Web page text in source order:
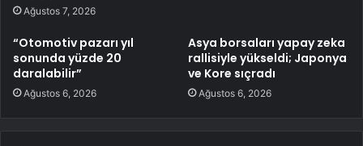
Ağustos 7, 2026
“Otomotiv pazarı yıl
sonunda yüzde 20
daralabilir”
Ağustos 6, 2026
Asya borsaları yapay zeka
rallisiyle yükseldi; Japonya
ve Kore sıçradı
Ağustos 6, 2026